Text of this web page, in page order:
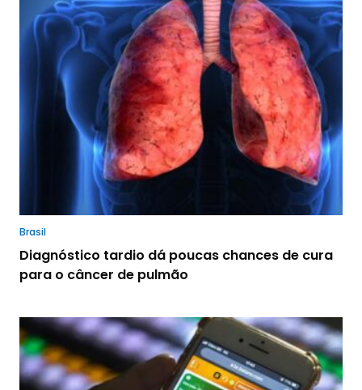
Brasil
Diagnóstico tardio dá poucas chances de cura
para o câncer de pulmão